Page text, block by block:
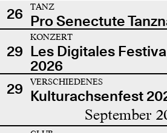
26
TANZ
Pro Senectute
29
KONZERT
Les Digitales
2026
29 VERSCHIEDENES
Kulturachsenfest
September